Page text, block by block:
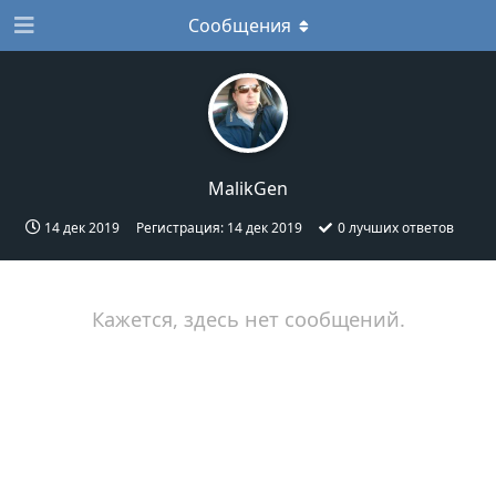
MalikGen
14 дек 2019 Регистрация: 14 дек 2019 0лучших ответов
Сообщения
Кажется, здесь нет сообщений.